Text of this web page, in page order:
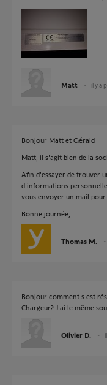
Matt il y a
Bonjour Matt et Gérald
Matt, il s'agit bien de la
Afin d'essayer de trouver
d'informations
vous envoyer un mail
Bonne journée,
Thomas M.
Bonjour comment s est
Chargeur? J ai le même
Olivier D.